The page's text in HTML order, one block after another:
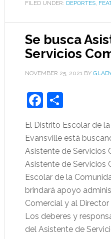
FILED UNDER: DEPORTES,
Se busca
Servicios
NOVEMBER 25, 2021BY
Facebook
Share
El Distrito Escolar de
Evansville está
Asistente de Servicios
Asistente de Servicios
Escolar de la
brindará apoyo
Comercial y al Director
Los deberes y
del Asistente de